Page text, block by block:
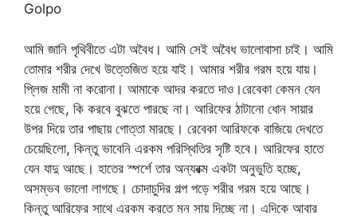
Golpo
আমি জানি পৃথিবীতে এটা অবৈধ। আমি সেই অবৈধ ভালোবাসা চাই। আমি
তোমার শরীর দেখে উত্তেজিত হয়ে যাই। আমার শরীর গরম হয়ে যায়।
প্লিজ মামী না করোনা। আমাকে আদর করতে দাও।রেবেকা কেমন যেন
হয়ে গেছে, কি করবে বুঝতে পারছে না। আরিফের ঠাটানো ধোন সায়ার
উপর দিয়ে তার পাছায় গোত্তা মারছে। রেবেকা আরিফকে বাজিয়ে দেখতে
চেয়েছিলো, কিন্তু ভাবেনি এরকম পরিস্থিতির সৃষ্টি হবে। আরিফের হাতে
যেন যাদু আছে। হাতের স্পর্শে তার অন্যরক্ম একটা অনুভুতি হচ্ছে,
অসম্ভব ভালো লাগছে। চোদাচুদির গল্প পড়ে শরীর গরম হয়ে আছে।
কিন্তু আরিফের সাথে এরকম করতে মন সায় দিচ্ছে না। এদিকে আবার